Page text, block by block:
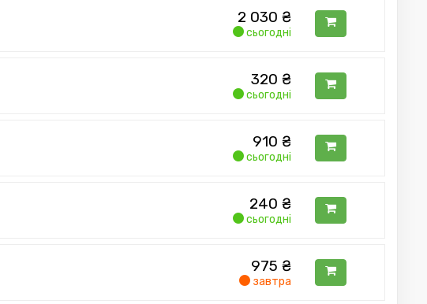
2 030 ₴
сьогодні
320 ₴
сьогодні
910 ₴
сьогодні
240 ₴
сьогодні
975 ₴
завтра